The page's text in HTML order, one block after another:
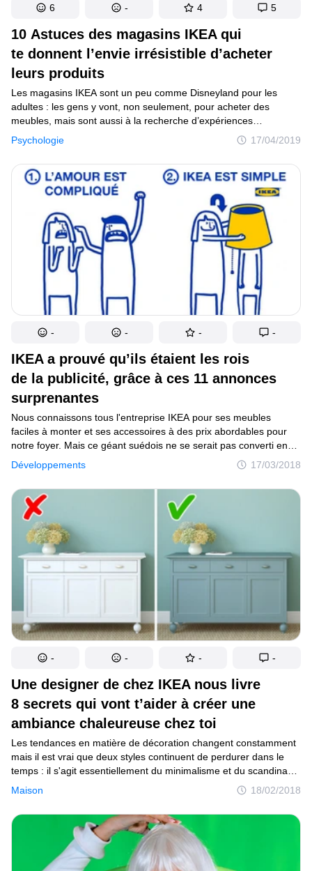
10 Astuces des magasins IKEA qui
te donnent l’envie irrésistible d’acheter
leurs produits
Psychologie 17/04/2019
Les magasins IKEA sont un peu comme Disneyland pour les
adultes : les gens y vont, non seulement, pour acheter des
meubles, mais sont aussi à la recherche d’expériences
et d’aventures. Dans ce lieu magique, le client désactive son
raisonnement logique et commence à remplir son panier d’achats
de choses inutiles. Et pour cause, il s’avère que le géant suédois
utilise quelques astuces qui reprogramment la pensée des
visiteurs...
6 - 4 5
IKEA a prouvé qu’ils étaient les rois
de la publicité, grâce à ces 11 annonces
surprenantes
Développements 17/03/2018
Nous connaissons tous l'entreprise IKEA pour ses meubles
faciles à monter et ses accessoires à des prix abordables pour
notre foyer. Mais ce géant suédois ne se serait pas converti en
leader mondial de l'industrie sans avoir au préalable élaboré un
plan marketing exhaustif, avec ses fabuleuses campagnes de
publicité. Jette seulement un coup d'œil aux annonces de la Saint
Valentin !
- - - -
Une designer de chez IKEA nous livre
8 secrets qui vont t’aider à créer une
ambiance chaleureuse chez toi
Maison 18/02/2018
Les tendances en matière de décoration changent constamment
mais il est vrai que deux styles continuent de perdurer dans le
temps : il s'agit essentiellement du minimalisme et du scandinave.
IKEA est le maître incontesté aujourd'hui de l'ameublement, avec
une position de leader pour la 7ème année consécutive et 52,5
millions de visites en magasin en 2017. Autant dire que leur
expertise fait loi. Chez Sympa, nous avons décidé d'apprendre
les règles de base qui permettent à l'entreprise suédoise de créer
des espaces fabuleux. Pour cela, nous avons étudié
minutieusement les conseils de Pella Hedeby, designer pour
- - - -
Plan de site
Mise à jour du consentement
Tous droits réservés.